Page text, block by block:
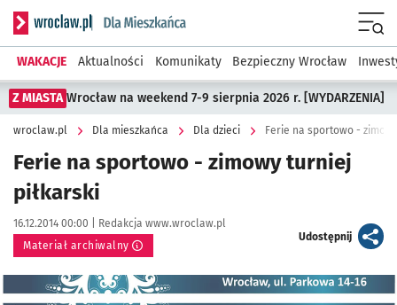
Serwis informacyjny wroclaw.pl podserwis: Dla mieszkańca
WAKACJE Aktualności Komunikaty Bezpieczny Wrocław
Z MIASTA Wrocław na weekend 7-9 sierpnia 2026 r. [WYDARZENIA]
wroclaw.pl Dla mieszkańca Dla dzieci Ferie na sportowo -
Ferie na sportowo - zimowy turniej
piłkarski
Data publikacji:
16.12.2014 00:00 | Autor:
Redakcja www.wroclaw.pl
Materiał archiwalny
Udostępnijartykuł
Kliknij, aby powiększyć